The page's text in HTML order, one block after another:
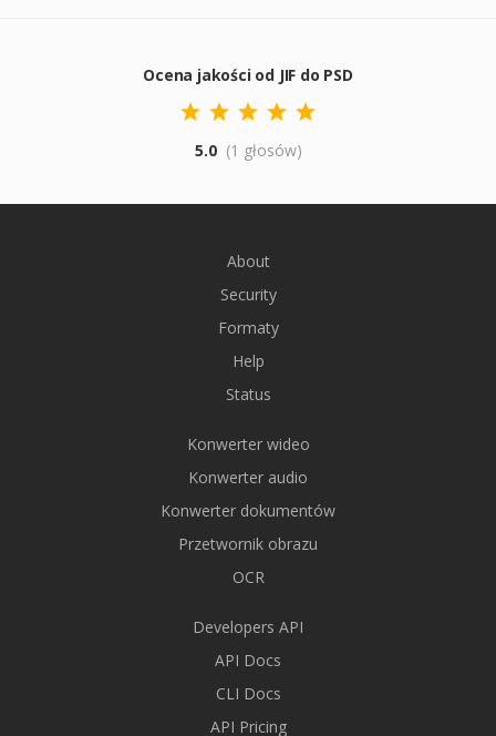
Ocena jakości od JIF do PSD
5.0 (1 głosów)
About
Security
Formaty
Help
Status
Konwerter wideo
Konwerter audio
Konwerter dokumentów
Przetwornik obrazu
OCR
Developers API
API Docs
CLI Docs
API Pricing